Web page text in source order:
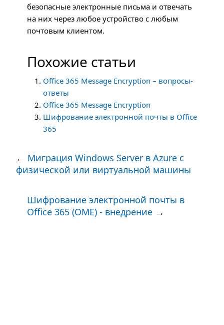
безопасные электронные письма и отвечать
на них через любое устройство с любым
почтовым клиентом.
Похожие статьи
Office 365 Message Encryption – вопросы-
ответы
Office 365 Message Encryption
Шифрование электронной почты в Office
365
← Миграция Windows Server в Azure с
физической или виртуальной машины
Шифрование электронной почты в
Office 365 (OME) - внедрение→